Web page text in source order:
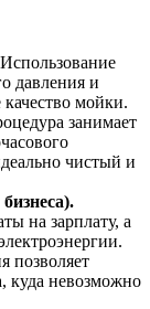
Использование
давления и
качество мойки.
занимает
чистый и
на зарплату, а
позволяет
куда невозможно